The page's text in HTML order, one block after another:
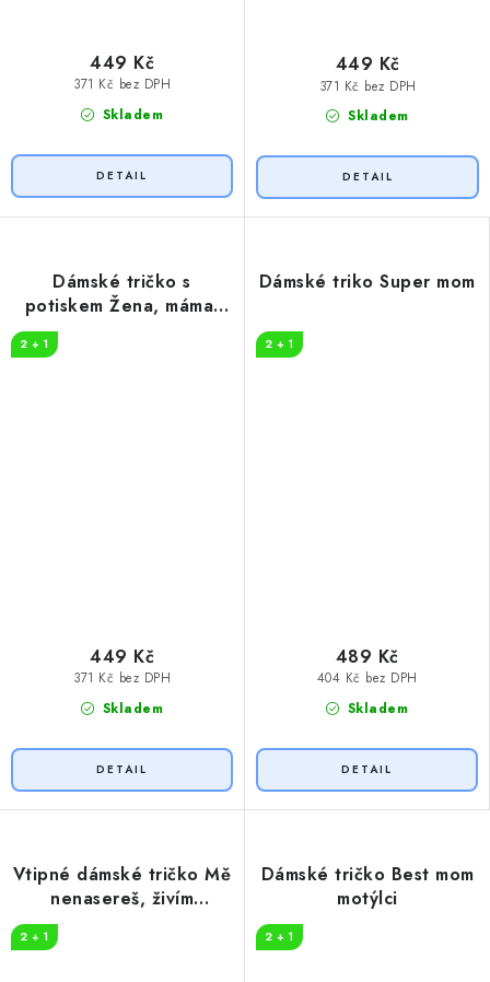
Skladem
371 Kč bez DPH
449 Kč
Skladem
371 Kč bez DPH
449 Kč
Dámské tričko s
potiskem Žena, máma,
2 + 1
Skladem
371 Kč bez DPH
449 Kč
Dámské triko Super mom
2 + 1
Skladem
404 Kč bez DPH
489 Kč
Vtipné dámské tričko Mě
nenasereš, živím
2 + 1
Dámské tričko Best mom
motýlci
2 + 1